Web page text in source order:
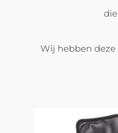
Wij hebben deze